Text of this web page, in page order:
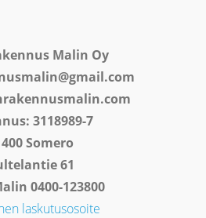
Malin Oy
3118989-7
Somero
61
0400-123800
laskutusosoite